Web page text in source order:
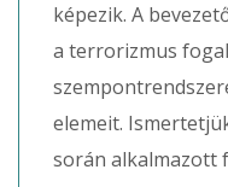
képezik. A
a terrorizmus
elemeit.
során alkalmazott